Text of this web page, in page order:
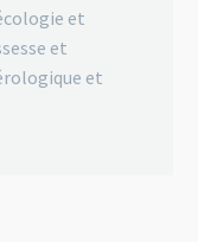
et
et
et